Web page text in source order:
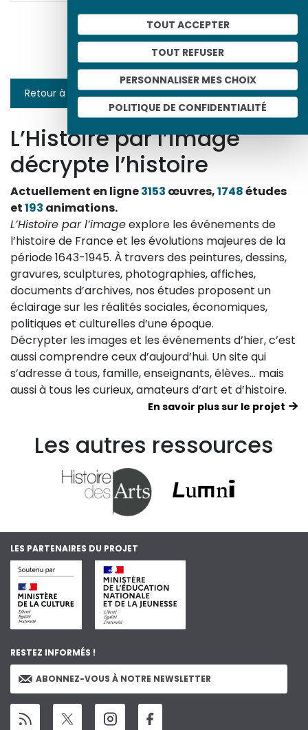
TOUT ACCEPTER
TOUT REFUSER
PERSONNALISER MES CHOIX
POLITIQUE DE CONFIDENTIALITÉ
Quatre heures au
Salon
Retour à la liste
L’Histoire par l’image
décrypte l’histoire
Actuellement en ligne3153 œuvres,1748études
et193 animations.
L’Histoire par l’imageexplore les événements de
l’histoire de France et les évolutions majeures de la
période 1643-1945. À travers des peintures, dessins,
gravures, sculptures, photographies, affiches,
documents d’archives, nos études proposent un
éclairage sur les réalités sociales, économiques,
politiques et culturelles d’une époque.
Décrypter les images et les événements d’hier, c’est
aussi comprendre ceux d’aujourd’hui. Un site qui
s’adresse à tous, famille, enseignants, élèves… mais
aussi à tous les curieux, amateurs d’art et d’histoire.
En savoir plus sur le projet
Les autres ressources
LES PARTENAIRES DU PROJET
RESTEZ INFORMÉS !
ABONNEZ-VOUS À NOTRE NEWSLETTER